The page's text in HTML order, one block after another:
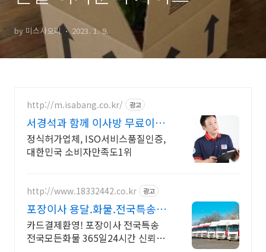
by 미스사오리 2023. 1. 9.
http://m.isabang.co.kr/ 광고
서경석과 함께 이사방 무료이사
견적
정식허가업체, ISO서비스품질인증,
대한민국 소비자만족도1위
http://www.18332442.co.kr 광고
포장이사 용달.화물.전국특송
전국특송/신뢰친절/신속배송
카드결제환영! 포장이사 전국특송
전국모든화물 365일24시간 신뢰를